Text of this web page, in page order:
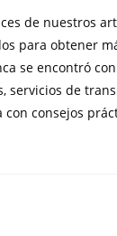
de nuestros
para obtener
se encontró
de
consejos